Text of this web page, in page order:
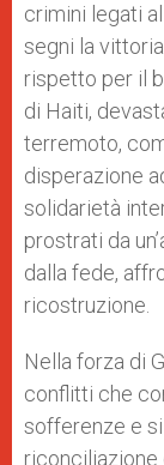
crimini legati
segni la
rispetto per il
di Haiti,
terremoto,
disperazione
solidarietà
prostrati da
dalla fede,
ricostruzione.
Nella forza di
conflitti che
sofferenze e
riconciliazione